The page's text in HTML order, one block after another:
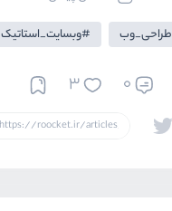
طراحی_وب وبسایت_استاتیک
0
3